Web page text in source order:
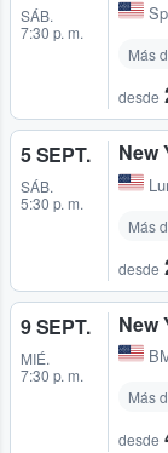
SÁB.
7:30 p. m.
Más
desde
5 SEPT.
SÁB.
5:30 p. m.
New
Más
desde
9 SEPT.
MIÉ.
7:30 p. m.
New
Más
desde